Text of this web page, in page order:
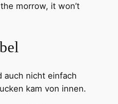
morrow, it won’t
auch nicht einfach
kam von innen.